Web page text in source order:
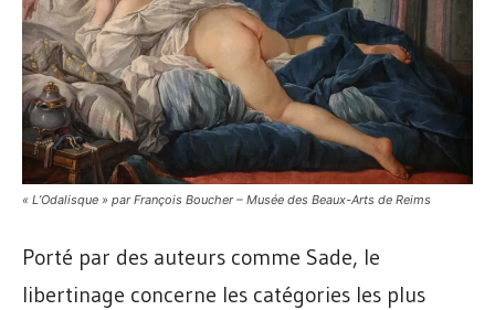
« L’Odalisque » par François Boucher – Musée des Beaux-Arts de Reims
Porté par des auteurs comme Sade, le
libertinage concerne les catégories les plus